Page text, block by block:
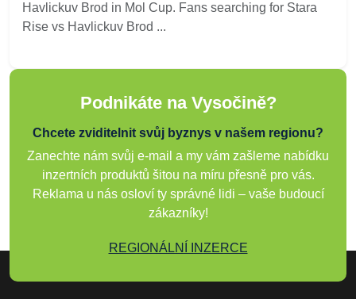
Havlickuv Brod in Mol Cup. Fans searching for Stara
Rise vs Havlickuv Brod ...
Podnikáte na Vysočině?
Chcete zviditelnit svůj byznys v našem regionu?
Zanechte nám svůj e-mail a my vám zašleme nabídku
inzertních produktů šitou na míru přesně pro vás.
Reklama u nás osloví ty správné lidi – vaše budoucí
zákazníky!
REGIONÁLNÍ INZERCE